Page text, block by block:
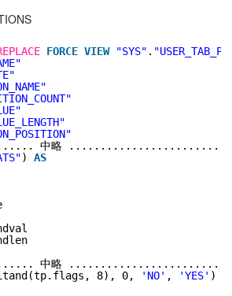
FORCE VIEW "SYS" .
中略
) AS
中略
8), 0,
'NO' , 'YES' )